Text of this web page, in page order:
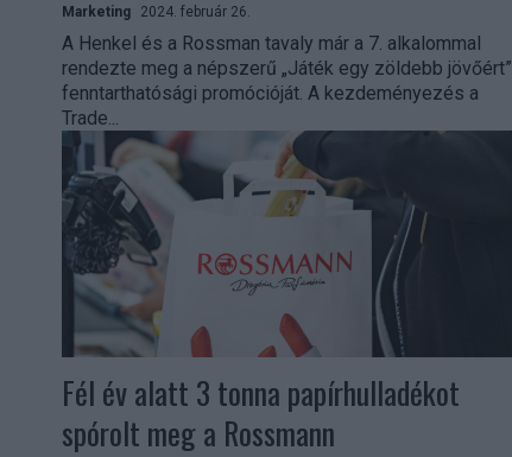
Marketing 2024. február 26.
A Henkel és a Rossman tavaly már a 7. alkalommal
rendezte meg a népszerű „Játék egy zöldebb jövőért”
fenntarthatósági promócióját. A kezdeményezés a
Trade...
Fél év alatt 3 tonna papírhulladékot
spórolt meg a Rossmann